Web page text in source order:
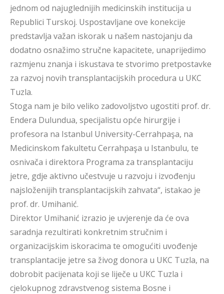
jednom od najuglednijih medicinskih institucija u
Republici Turskoj. Uspostavljane ove konekcije
predstavlja važan iskorak u našem nastojanju da
dodatno osnažimo stručne kapacitete, unaprijedimo
razmjenu znanja i iskustava te stvorimo pretpostavke
za razvoj novih transplantacijskih procedura u UKC
Tuzla.
Stoga nam je bilo veliko zadovoljstvo ugostiti prof. dr.
Endera Dulundua, specijalistu opće hirurgije i
profesora na Istanbul University-Cerrahpaşa, na
Medicinskom fakultetu Cerrahpaşa u Istanbulu, te
osnivača i direktora Programa za transplantaciju
jetre, gdje aktivno učestvuje u razvoju i izvođenju
najsloženijih transplantacijskih zahvata“, istakao je
prof. dr. Umihanić.
Direktor Umihanić izrazio je uvjerenje da će ova
saradnja rezultirati konkretnim stručnim i
organizacijskim iskoracima te omogućiti uvođenje
transplantacije jetre sa živog donora u UKC Tuzla, na
dobrobit pacijenata koji se liječe u UKC Tuzla i
cjelokupnog zdravstvenog sistema Bosne i